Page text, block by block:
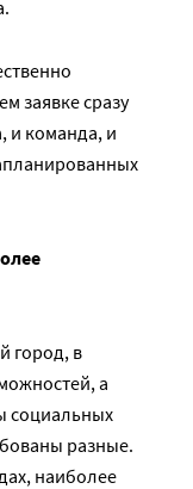
заявке сразу
и команда, и
город, в
а
социальных
разные.
наиболее